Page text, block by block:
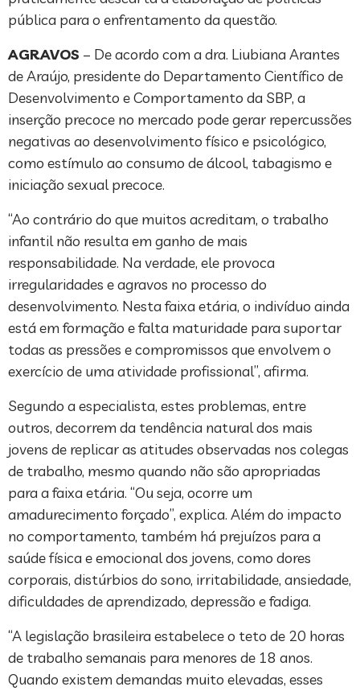
pública para o enfrentamento da questão.
AGRAVOS – De acordo com a dra. Liubiana Arantes
de Araújo, presidente do Departamento Científico de
Desenvolvimento e Comportamento da SBP, a
inserção precoce no mercado pode gerar repercussões
negativas ao desenvolvimento físico e psicológico,
como estímulo ao consumo de álcool, tabagismo e
iniciação sexual precoce.
“Ao contrário do que muitos acreditam, o trabalho
infantil não resulta em ganho de mais
responsabilidade. Na verdade, ele provoca
irregularidades e agravos no processo do
desenvolvimento. Nesta faixa etária, o indivíduo ainda
está em formação e falta maturidade para suportar
todas as pressões e compromissos que envolvem o
exercício de uma atividade profissional”, afirma.
Segundo a especialista, estes problemas, entre
outros, decorrem da tendência natural dos mais
jovens de replicar as atitudes observadas nos colegas
de trabalho, mesmo quando não são apropriadas
para a faixa etária. “Ou seja, ocorre um
amadurecimento forçado”, explica. Além do impacto
no comportamento, também há prejuízos para a
saúde física e emocional dos jovens, como dores
corporais, distúrbios do sono, irritabilidade, ansiedade,
dificuldades de aprendizado, depressão e fadiga.
“A legislação brasileira estabelece o teto de 20 horas
de trabalho semanais para menores de 18 anos.
Quando existem demandas muito elevadas, esses